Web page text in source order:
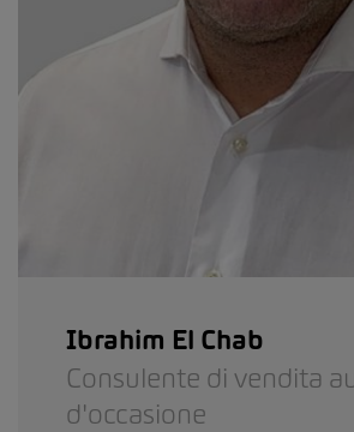
Ibrahim El Chab
Consulente di vendita
d'occasione